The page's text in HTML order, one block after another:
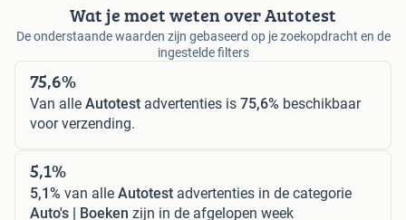
Wat je moet weten over Autotest
De onderstaande waarden zijn gebaseerd op je zoekopdracht en de
ingestelde filters
75,6%
Van alle Autotest advertenties is 75,6% beschikbaar
voor verzending.
5,1%
5,1% van alle Autotest advertenties in de categorie
Auto's | Boeken zijn in de afgelopen week